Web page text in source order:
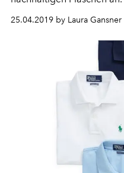
25.04.2019 by Laura Gansner